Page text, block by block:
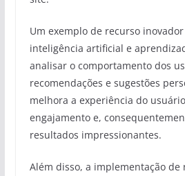
Um exemplo de recurso
inteligência artificial e
analisar o comportamento dos
recomendações e sugestões
melhora a experiência do
engajamento e,
resultados impressionantes.
Além disso, a implementação de